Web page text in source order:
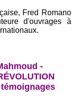
Fred Romano
d'ouvrages à
-